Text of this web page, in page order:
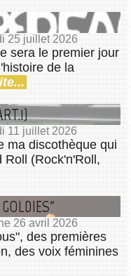
25 juillet 2026
sera le premier jour
de la
11 juillet 2026
ma discothèque qui
Roll (Rock'n'Roll,
26 avril 2026
des premières
des voix féminines